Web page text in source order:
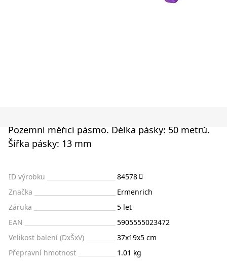
Pozemní měřicí pásmo. Délka pásky: 50 metrů.
Šířka pásky: 13 mm
ID výrobku
84578
Značka
Ermenrich
Záruka
5 let
EAN
5905555023472
Velikost balení (DxŠxV)
37x19x5 cm
Přepravní hmotnost
1.01 kg